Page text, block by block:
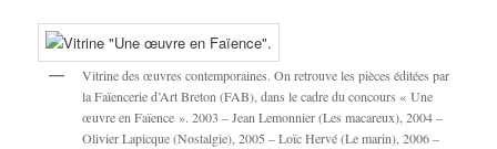
Vitrine des œuvres contemporaines. On retrouve les pièces éditées par
la Faïencerie d’Art Breton (FAB), dans le cadre du concours « Une
œuvre en Faïence ». 2003 – Jean Lemonnier (Les macareux), 2004 –
Olivier Lapicque (Nostalgie), 2005 – Loïc Hervé (Le marin), 2006 –